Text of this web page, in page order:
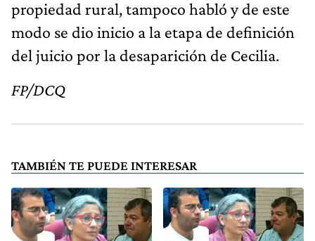
propiedad rural, tampoco habló y de este
modo se dio inicio a la etapa de definición
del juicio por la desaparición de Cecilia.
FP/DCQ
TAMBIÉN TE PUEDE INTERESAR